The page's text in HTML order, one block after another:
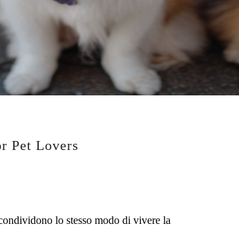
Pet Lovers
lo stesso modo di vivere la